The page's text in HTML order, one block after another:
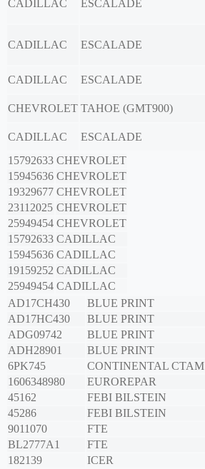
CADILLAC ESCALADE
CADILLAC ESCALADE
CADILLAC ESCALADE
CHEVROLET TAHOE (GMT900)
CADILLAC
ESCALADE
15792633 CHEVROLET
15945636 CHEVROLET
19329677 CHEVROLET
23112025 CHEVROLET
25949454 CHEVROLET
15792633 CADILLAC
15945636 CADILLAC
19159252 CADILLAC
25949454 CADILLAC
AD17CH430
BLUE PRINT
AD17HC430
BLUE PRINT
ADG09742
BLUE PRINT
ADH28901
BLUE PRINT
6PK745
CONTINENTAL CTAM
1606348980
EUROREPAR
45162
FEBI BILSTEIN
45286
FEBI BILSTEIN
9011070
FTE
BL2777A1
FTE
182139
ICER